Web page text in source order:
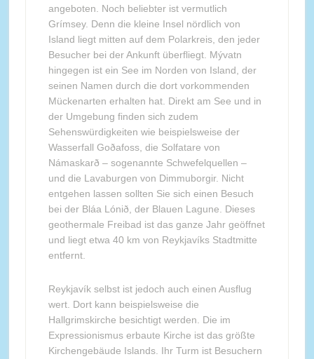
angeboten. Noch beliebter ist vermutlich
Grímsey. Denn die kleine Insel nördlich von
Island liegt mitten auf dem Polarkreis, den jeder
Besucher bei der Ankunft überfliegt. Mývatn
hingegen ist ein See im Norden von Island, der
seinen Namen durch die dort vorkommenden
Mückenarten erhalten hat. Direkt am See und in
der Umgebung finden sich zudem
Sehenswürdigkeiten wie beispielsweise der
Wasserfall Goðafoss, die Solfatare von
Námaskarð – sogenannte Schwefelquellen –
und die Lavaburgen von Dimmuborgir. Nicht
entgehen lassen sollten Sie sich einen Besuch
bei der Bláa Lónið, der Blauen Lagune. Dieses
geothermale Freibad ist das ganze Jahr geöffnet
und liegt etwa 40 km von Reykjavíks Stadtmitte
entfernt.
Reykjavík selbst ist jedoch auch einen Ausflug
wert. Dort kann beispielsweise die
Hallgrimskirche besichtigt werden. Die im
Expressionismus erbaute Kirche ist das größte
Kirchengebäude Islands. Ihr Turm ist Besuchern